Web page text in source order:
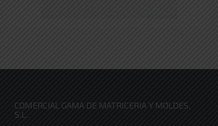
COMERCIAL GAMA DE MATRICERIA Y MOLDES,
S.L.